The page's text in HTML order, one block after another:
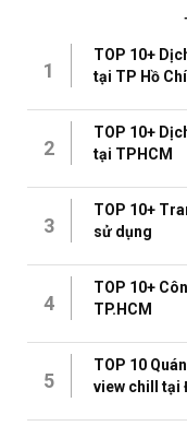
1
TOP 10+
tại TP Hồ
2
TOP 10+
tại TPHCM
3
TOP 10+
sử dụng
4
TOP 10+
TP.HCM
5
TOP 10
view chill tại